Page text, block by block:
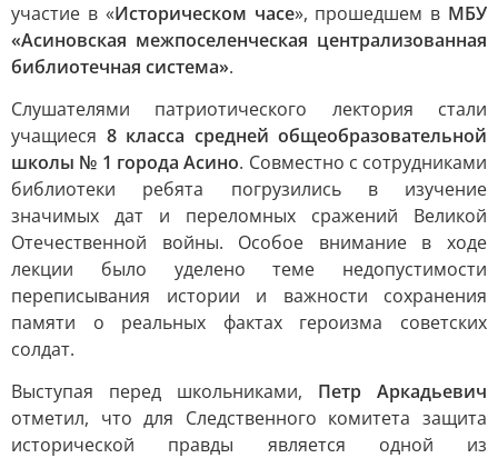
участие в «Историческом часе», прошедшем в МБУ
«Асиновская межпоселенческая централизованная
библиотечная система».
Слушателями патриотического лектория стали
учащиеся 8 класса средней общеобразовательной
школы № 1 города Асино. Совместно с сотрудниками
библиотеки ребята погрузились в изучение
значимых дат и переломных сражений Великой
Отечественной войны. Особое внимание в ходе
лекции было уделено теме недопустимости
переписывания истории и важности сохранения
памяти о реальных фактах героизма советских
солдат.
Выступая перед школьниками, Петр Аркадьевич
отметил, что для Следственного комитета защита
исторической правды является одной из